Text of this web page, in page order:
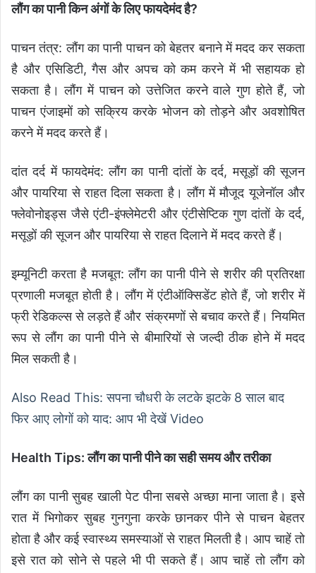
लौंग का पानी किन अंगों के लिए फायदेमंद है?
पाचन तंत्र: लौंग का पानी पाचन को बेहतर बनाने में मदद कर सकता
है और एसिडिटी, गैस और अपच को कम करने में भी सहायक हो
सकता है। लौंग में पाचन को उत्तेजित करने वाले गुण होते हैं, जो
पाचन एंजाइमों को सक्रिय करके भोजन को तोड़ने और अवशोषित
करने में मदद करते हैं।
दांत दर्द में फायदेमंद: लौंग का पानी दांतों के दर्द, मसूड़ों की सूजन
और पायरिया से राहत दिला सकता है। लौंग में मौजूद यूजेनॉल और
फ्लेवोनोइड्स जैसे एंटी-इंफ्लेमेटरी और एंटीसेप्टिक गुण दांतों के दर्द,
मसूड़ों की सूजन और पायरिया से राहत दिलाने में मदद करते हैं।
इम्यूनिटी करता है मजबूत: लौंग का पानी पीने से शरीर की प्रतिरक्षा
प्रणाली मजबूत होती है। लौंग में एंटीऑक्सिडेंट होते हैं, जो शरीर में
फ्री रेडिकल्स से लड़ते हैं और संक्रमणों से बचाव करते हैं। नियमित
रूप से लौंग का पानी पीने से बीमारियों से जल्दी ठीक होने में मदद
मिल सकती है।
Also Read This: सपना चौधरी के लटके झटके 8 साल बाद
फिर आए लोगों को याद: आप भी देखें Video
Health Tips: लौंग का पानी पीने का सही समय और तरीका
लौंग का पानी सुबह खाली पेट पीना सबसे अच्छा माना जाता है। इसे
रात में भिगोकर सुबह गुनगुना करके छानकर पीने से पाचन बेहतर
होता है और कई स्वास्थ्य समस्याओं से राहत मिलती है। आप चाहें तो
इसे रात को सोने से पहले भी पी सकते हैं। आप चाहें तो लौंग को